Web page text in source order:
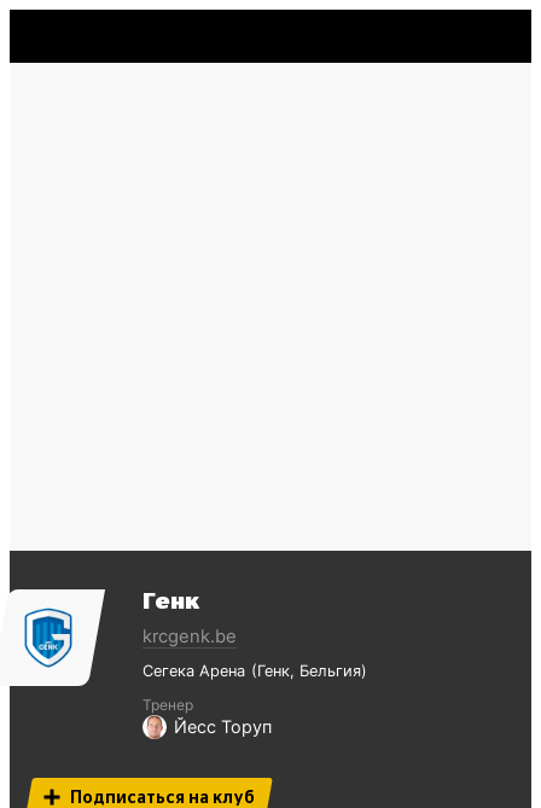
Генк
krcgenk.be
Сегека Арена Генк Бельгия
Тренер
Йесс Торуп
Подписаться на клуб